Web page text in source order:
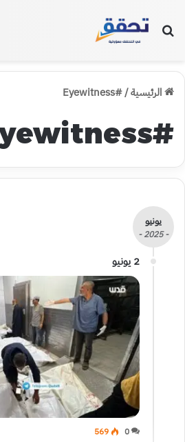
بحث عن
الرئيسية/
#Eyewitness
#Eyewitness
يونيو
- 2025 -
2 يونيو
0
569